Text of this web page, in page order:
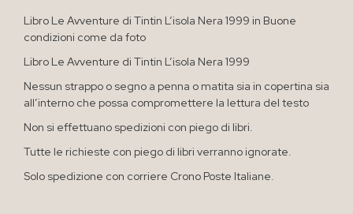
Libro Le Avventure di Tintin L’isola Nera 1999 in Buone
condizioni come da foto
Libro Le Avventure di Tintin L’isola Nera 1999
Nessun strappo o segno a penna o matita sia in copertina sia
all’interno che possa compromettere la lettura del testo
Non si effettuano spedizioni con piego di libri.
Tutte le richieste con piego di libri verranno ignorate.
Solo spedizione con corriere Crono Poste Italiane.